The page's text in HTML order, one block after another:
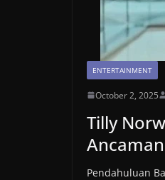
ENTERTAINMENT
October 2, 2025
Tilly
Pendahuluan